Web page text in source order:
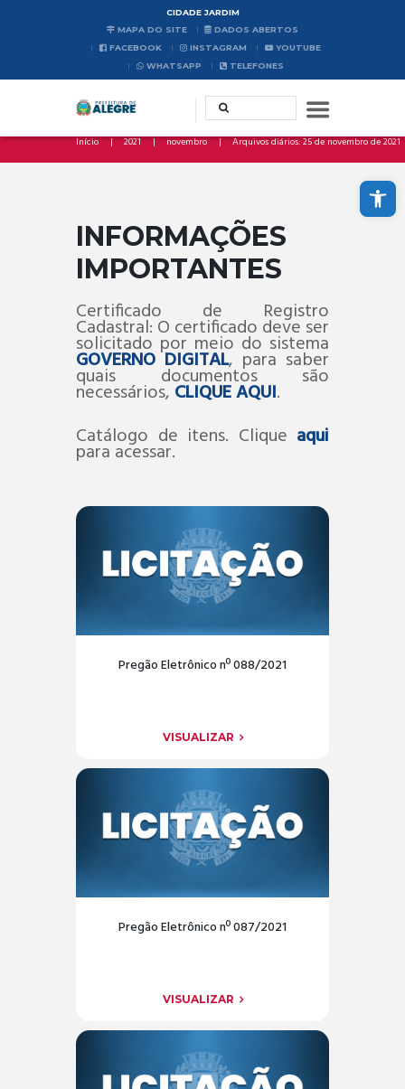
Abrir a barra de ferramentas
CIDADE JARDIM
MAPA DO SITE
DADOS ABERTOS
FACEBOOK
INSTAGRAM
YOUTUBE
WHATSAPP
TELEFONES
Início 2021 novembro Arquivos diários: 25 de novembro de 2021
INFORMAÇÕES
IMPORTANTES
Certificado de Registro
Cadastral: O certificado deve ser
solicitado por meio do sistema
GOVERNO DIGITAL, para saber
quais documentos são
necessários, CLIQUE AQUI.
Catálogo de itens. Clique aqui
para acessar.
Pregão Eletrônico nº 088/2021
VISUALIZAR
Pregão Eletrônico nº 087/2021
VISUALIZAR